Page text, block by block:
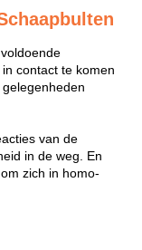
contact te komen
van de
in de weg. En
zich in homo-